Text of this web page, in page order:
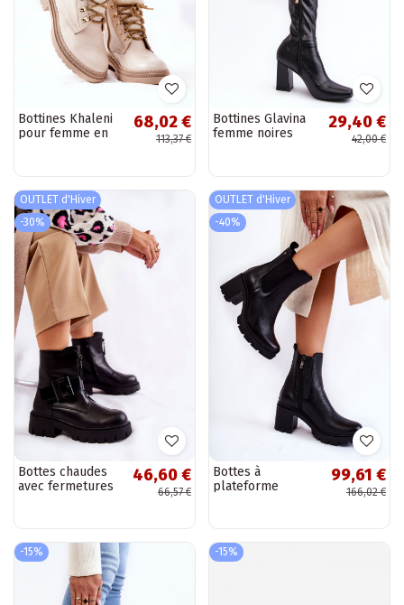
Bottines Khaleni
pour femme en
68,02 €
113,37 €
Bottines Glavina
femme noires
29,40 €
42,00 €
OUTLET d'Hiver
-30%
Bottes chaudes
avec fermetures
46,60 €
66,57 €
OUTLET d'Hiver
-40%
Bottes à
plateforme
99,61 €
166,02 €
-15% -15%